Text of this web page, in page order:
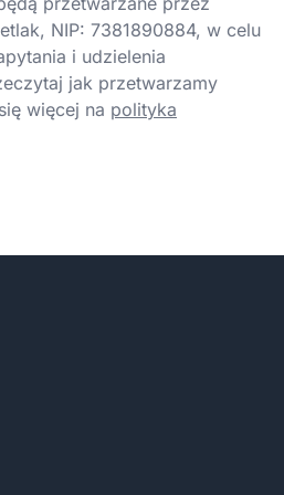
NIP: 7381890884, w celu
i udzielenia
jak przetwarzamy
więcej na polityka